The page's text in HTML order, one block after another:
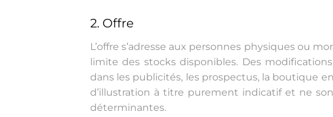
2. Offre
L’offre s’adresse aux personnes physiques ou
limite des stocks disponibles. Des
dans les publicités, les prospectus, la boutique
d’illustration à titre purement indicatif et ne
déterminantes.